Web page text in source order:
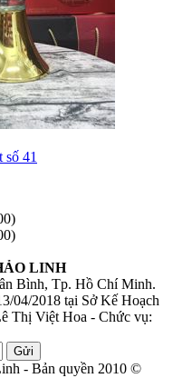
41
LINH
Bình, Tp. Hồ Chí Minh.
04/2018 tại Sở Kế Hoạch
Thị Việt Hoa - Chức vụ:
Gửi
- Bản quyền 2010 ©